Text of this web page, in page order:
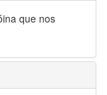
que nos